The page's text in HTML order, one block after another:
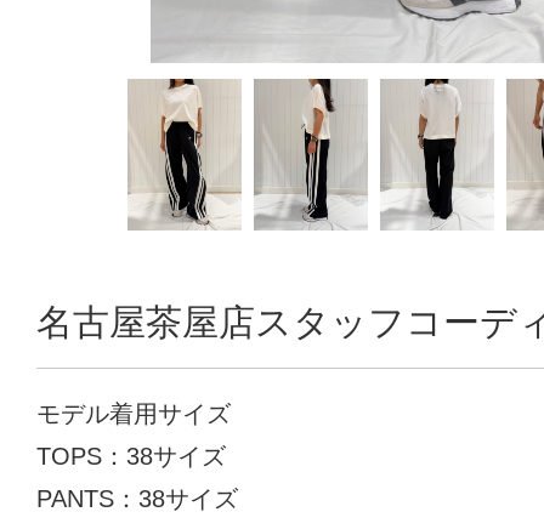
名古屋茶屋店スタッフコーデ
モデル着用サイズ
TOPS：38サイズ
PANTS：38サイズ